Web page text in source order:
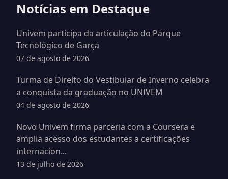
Notícias em Destaque
Univem participa da articulação do Parque
Tecnológico de Garça
07 de agosto de 2026
Turma de Direito do Vestibular de Inverno celebra
a conquista da graduação no UNIVEM
04 de agosto de 2026
Novo Univem firma parceria com a Coursera e
amplia acesso dos estudantes a certificações
internacion...
13 de julho de 2026